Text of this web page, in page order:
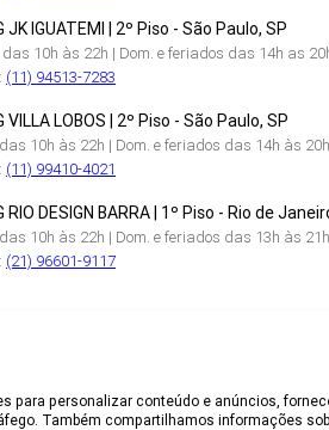
para personalizar conteúdo e anúncios,
Também compartilhamos informações
JK IGUATEMI | 2º Piso - São Paulo, SP
10h às 22h | Dom. e feriados das 14h as
(11) 94513-7283
VILLA LOBOS | 2º Piso - São Paulo, SP
10h às 22h | Dom. e feriados das 14h às 20h
(11) 99410-4021
RIO DESIGN BARRA | 1º Piso - Rio de
10h às 22h | Dom. e feriados das 13h às 21h
(21) 96601-9117